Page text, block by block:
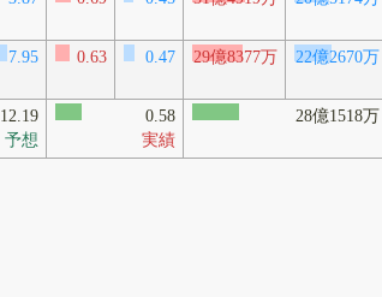
7.95 0.63 0.47 29億8377万 22億2670万
12.19
予想
0.58
実績
28億1518万